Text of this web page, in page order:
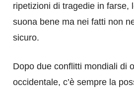
ripetizioni di tragedie in farse,
suona bene ma nei fatti non
sicuro.
Dopo due conflitti mondiali di
occidentale, c’è sempre la